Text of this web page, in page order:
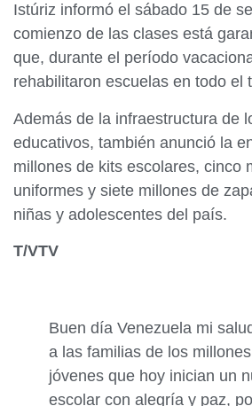
Istúriz informó el sábado 15 de
comienzo de las clases está
que, durante el período
rehabilitaron escuelas en todo el
Además de la infraestructura de
educativos, también anunció la
millones de kits escolares, cinco
uniformes y siete millones de
niñas y adolescentes del país.
T/VTV
Buen día Venezuela mi
a las familias de los
jóvenes que hoy inician un
escolar con alegría y paz,